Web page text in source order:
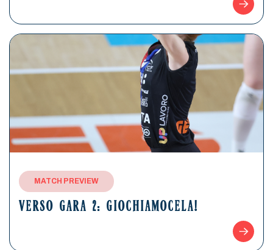
MATCH PREVIEW
VERSO GARA 2: GIOCHIAMOCELA!